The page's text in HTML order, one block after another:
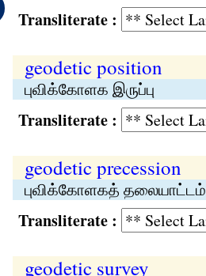
Transliterate :
geodetic position
புவிக்கோளக இருப்பு
Transliterate :
geodetic precession
புவிக்கோளகத் தலையாட்டம்
Transliterate :
geodetic survey